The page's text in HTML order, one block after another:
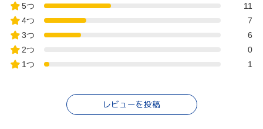
5つ
11
4つ
7
3つ
6
2つ
0
1つ
1
レビューを投稿